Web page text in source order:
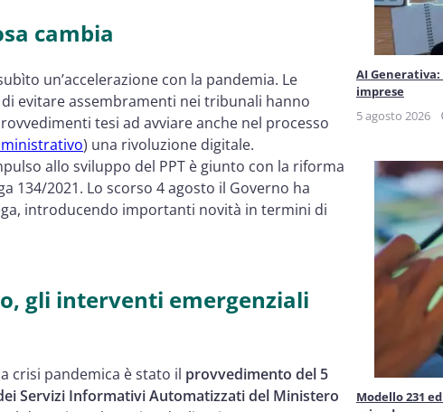
per ciascun deposito
giustizia penale
degli atti nel PPT Processo Penale
funzionano?
Telematico
cambia
un’accelerazione con la pandemia. Le
evitare assembramenti nei tribunali hanno
tesi ad avviare anche nel processo
) una rivoluzione digitale.
allo sviluppo del PPT è giunto con la riforma
134/2021. Lo scorso 4 agosto il Governo ha
introducendo importanti novità in termini di
gli interventi emergenziali
crisi pandemica è stato il provvedimento del 5
Servizi Informativi Automatizzati del Ministero
AI
imprese
5 agosto 2026
Modello 231